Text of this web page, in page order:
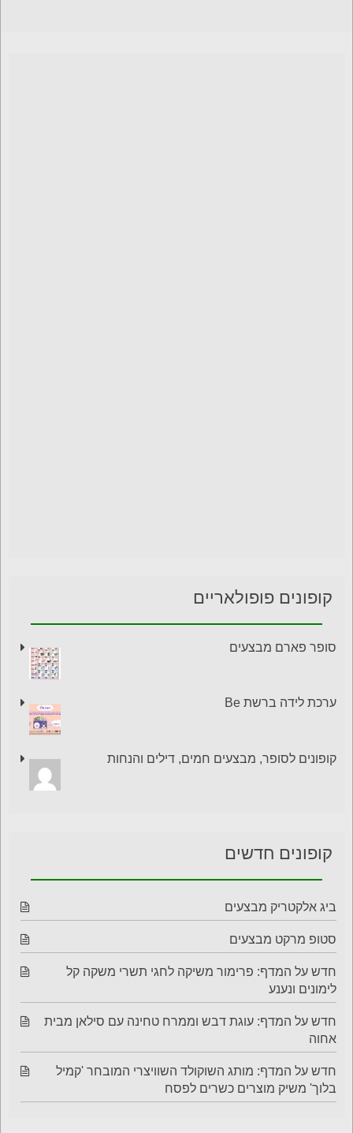
קופונים פופולאריים
סופר פארם מבצעים
ערכת לידה ברשת Be
קופונים לסופר, מבצעים חמים, דילים והנחות
קופונים חדשים
ביג אלקטריק מבצעים
סטופ מרקט מבצעים
חדש על המדף: פרימור משיקה לחגי תשרי משקה קל
לימונים ונענע
חדש על המדף: עוגת דבש וממרח טחינה עם סילאן מבית
אחוה
חדש על המדף: מותג השוקולד השוויצרי המובחר 'קמיל
בלוך' משיק מוצרים כשרים לפסח